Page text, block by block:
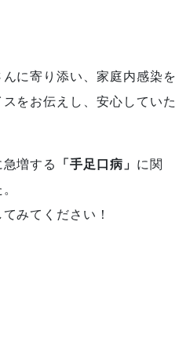
に寄り添い、家庭内感染を
をお伝えし、安心していた
増する 「手足口病」 に関
みてください！